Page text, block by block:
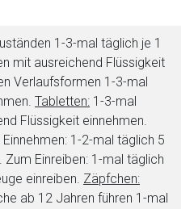
1-3-mal täglich je 1
mit ausreichend Flüssigkeit
Verlaufsformen 1-3-mal
Tabletten: 1-3-mal
Flüssigkeit einnehmen.
Einnehmen: 1-2-mal täglich 5
Einreiben: 1-mal täglich
einreiben. Zäpfchen:
ab 12 Jahren führen 1-mal